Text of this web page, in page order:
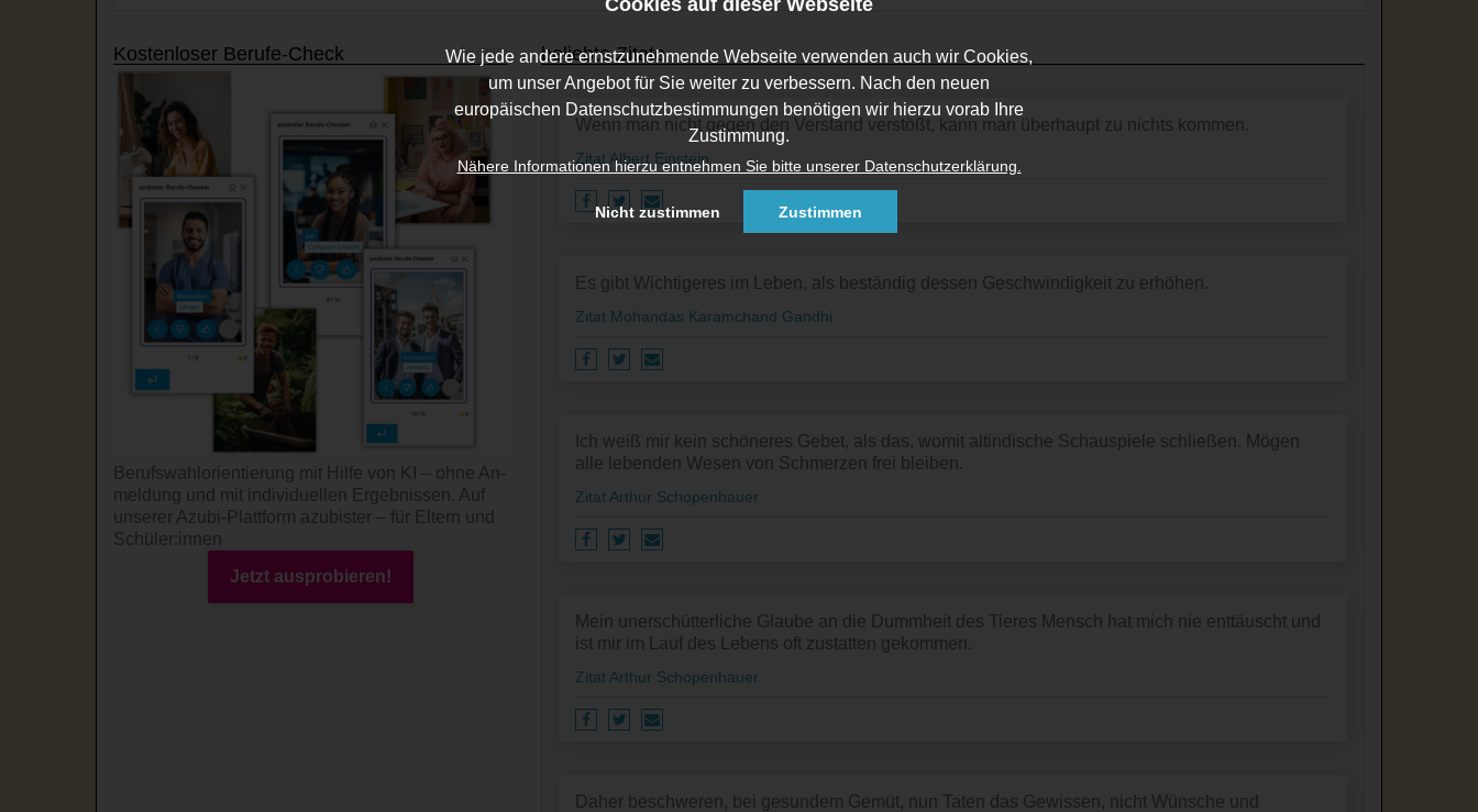
Cookies auf dieser Webseite
Wie jede andere ernstzunehmende Webseite verwenden auch wir Cookies,
um unser Angebot für Sie weiter zu verbessern. Nach den neuen
europäischen Datenschutzbestimmungen benötigen wir hierzu vorab Ihre
Zustimmung.
Nähere Informationen hierzu entnehmen Sie bitte unserer Datenschutzerklärung.
Nicht zustimmen Zustimmen
beliebte Zitate
Wenn man nicht gegen den Verstand verstößt, kann man überhaupt zu nichts kommen.
Zitat Albert Einstein
Es gibt Wichtigeres im Leben, als beständig dessen Geschwindigkeit zu erhöhen.
Zitat Mohandas Karamchand Gandhi
Ich weiß mir kein schöneres Gebet, als das, womit altindische Schauspiele schließen. Mögen
alle lebenden Wesen von Schmerzen frei bleiben.
Zitat Arthur Schopenhauer
Mein unerschütterliche Glaube an die Dummheit des Tieres Mensch hat mich nie enttäuscht und
ist mir im Lauf des Lebens oft zustatten gekommen.
Zitat Arthur Schopenhauer
Daher beschweren, bei gesundem Gemüt, nun Taten das Gewissen, nicht Wünsche und
Kostenloser Berufe-Check
Berufswahl­orientierung mit Hilfe von KI – ohne An­
mel­dung und mit indi­viduel­len Ergeb­nissen. Auf
unserer Azubi-Platt­form azubister – für Eltern und
Schüler:innen
Jetzt ausprobieren!